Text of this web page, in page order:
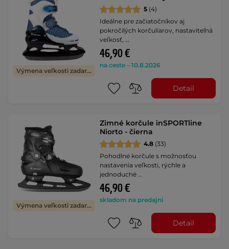
Výmena veľkosti zadarmo
5 (4)
Ideálne pre začiatočníkov aj
pokročilých korčuliarov, nastaviteľná
veľkosť, …
46,90 €
na ceste – 10.8.2026
Detail
Výmena veľkosti zadarmo
Zimné korčule inSPORTline
Niorto - čierna
4.8 (33)
Pohodlné korčule s možnosťou
nastavenia veľkosti, rýchle a
jednoduché …
46,90 €
skladom na predajni
Detail